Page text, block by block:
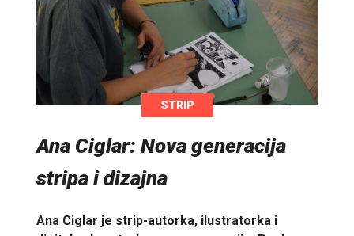
STRIP
Ana Ciglar: Nova generacija
stripa i dizajna
Ana Ciglar je strip-autorka, ilustratorka i